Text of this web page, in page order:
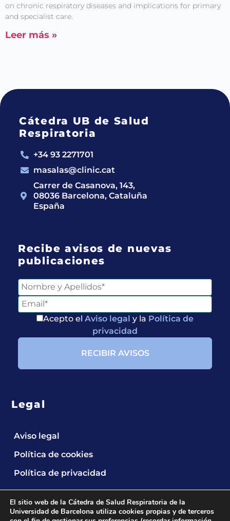
on chronic respiratory diseases and implications for primary
and specialist care.
Leer más »
Cátedra UB de Salud
Respiratoria
+34 93 2271701
masalas@clinic.cat
Carrer de Casanova, 143,
08036 Barcelona, Cataluña
España
Recibe avisos de nuevas
publicaciones
Acepto el Aviso legal y la Política de
privacidad
Legal
Aviso legal
Política de cookies
Política de privacidad
El sitio web de la Cátedra de Salud Respiratoria de la
Universidad de Barcelona utiliza cookies propias y de terceros